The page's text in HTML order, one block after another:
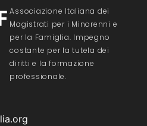
Associazione Italiana dei
Magistrati per i Minorenni e
per la Famiglia. Impegno
costante per la tutela dei
diritti e la formazione
professionale.